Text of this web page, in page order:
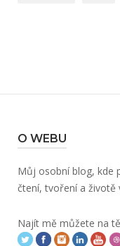
O WEBU
Můj osobní blog, kde
čtení, tvoření a životě
Najít mě můžete na